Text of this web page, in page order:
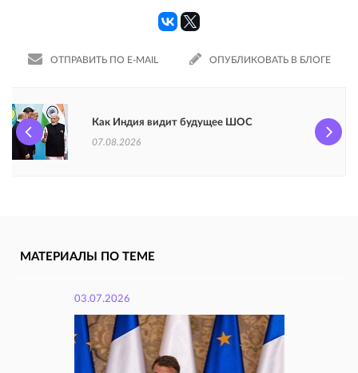
ОТПРАВИТЬ ПО E-MAIL ОПУБЛИКОВАТЬ В БЛОГЕ
Как Индия видит будущее ШОС
07.08.2026
МАТЕРИАЛЫ ПО ТЕМЕ
03.07.2026